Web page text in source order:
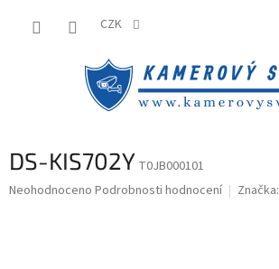
CZK
DS-KIS702Y T0JB000101
Průměrné
Neohodnoceno Podrobnosti hodnocení Značka: